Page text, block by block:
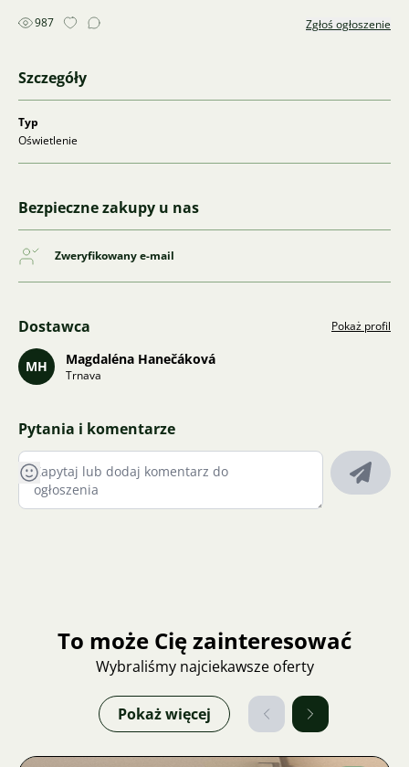
987 Zgłoś ogłoszenie
Szczegóły
Typ
Oświetlenie
Bezpieczne zakupy u nas
Zweryfikowany e-mail
Dostawca Pokaż profil
MH Magdaléna Hanečáková
Trnava
Pytania i komentarze
To może Cię zainteresować
Wybraliśmy najciekawsze oferty
Pokaż więcej